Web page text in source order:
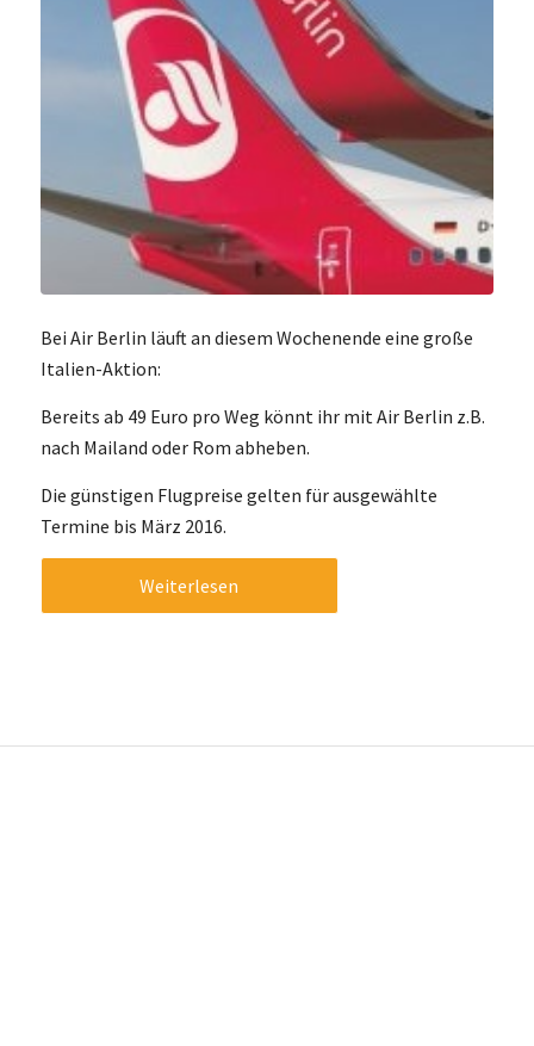
Bei Air Berlin läuft an diesem Wochenende eine große
Italien-Aktion:
Bereits ab 49 Euro pro Weg könnt ihr mit Air Berlin z.B.
nach Mailand oder Rom abheben.
Die günstigen Flugpreise gelten für ausgewählte
Termine bis März 2016.
Weiterlesen